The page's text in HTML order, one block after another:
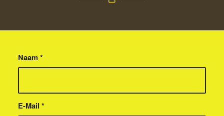
Naam*
E-Mail *